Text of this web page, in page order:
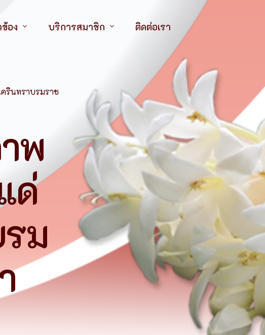
คณะกรรมการอำนวยการ
กรรมการอำนวยการกิตติมศักดิ์
กรรมการที่ปรึกษา
ทศไทยฯ สาขาภาคเหนือ
อง
ประเทศไทยฯ สาขาภาคตะวันออกเฉียงเหนือ
งประเทศไทยฯ สาขาภาคตะวันออก
ประเทศไทยฯ สาขาภาคใต้
บาล
สภาการพยาบาล
สมาคมศิษย์เก่าพยาบ
สหภาพพยาบาลแห่งป
ชมรมนิสิตนักศึกษาพ
สมาคมพยาบาลจิตเว
เครือข่ายพยาบาลเพื่
สังกัดสำนักงานคณะ
สถาบันการศึกษาเอก
สังกัดสถาบันพระบร
บริการสมาชิก
บริการการประชุม อบรม สัมมนา
กำหนดก
รายละเอี
ทุนอบรมสัมนา
ระเบียบกา
การตรวจสอบสมาชิกภาพ (สาขาภาคเหนือ)
ประชาสัมพันธ์/จดหมายข่าว
ตารางกำห
เหตุการณ์
ติดต่อเรา
รินทราบรมราช
พ
ด่
ม